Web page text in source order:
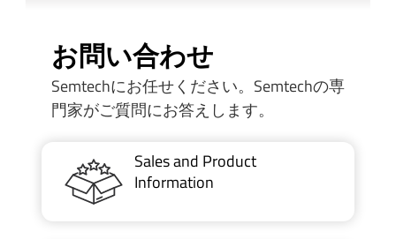
お問い合わせ
Semtechにお任せください。Semtechの専
門家がご質問にお答えします。
Sales and Product
Information